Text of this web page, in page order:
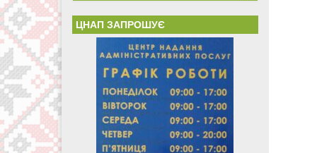
ЦНАП ЗАПРОШУЄ